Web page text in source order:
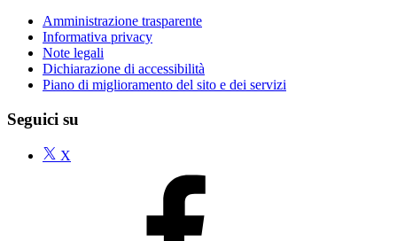
Amministrazione trasparente
Informativa privacy
Note legali
Dichiarazione di accessibilità
Piano di miglioramento del sito e dei servizi
Seguici su
X